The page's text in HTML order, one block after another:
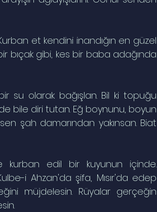
et kendini inandığın en güzel
bıçak gibi, kes bir baba adağında
su olarak bağışlan. Bil ki topuğu
bile diri tutan. Eğ boynunu, boyun
şah damarından yakınsan. Biat
kurban edil bir kuyunun içinde.
i Ahzan'da şifa, Mısır'da edep
müjdelesin. Rüyalar gerçeğin